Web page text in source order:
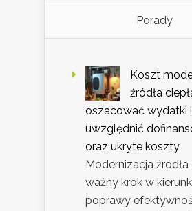
Porady
Koszt
źródła
oszacować wydatki i
uwzględnić
oraz ukryte koszty
Modernizacja źródła
ważny krok w
poprawy